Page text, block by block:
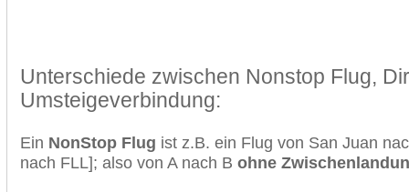
Unterschiede zwischen Nonstop Flug,
Umsteigeverbindung:
Ein NonStop Flug ist z.B. ein Flug von San Juan
nach FLL]; also von A nach B ohne